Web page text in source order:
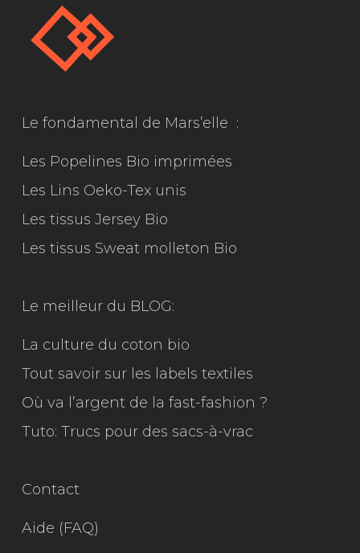
Le fondamental de Mars’elle :
Les Popelines Bio imprimées
Les Lins Oeko-Tex unis
Les tissus Jersey Bio
Les tissus Sweat molleton Bio
Le meilleur du BLOG:
La culture du coton bio
Tout savoir sur les labels textiles
Où va l’argent de la fast-fashion ?
Tuto: Trucs pour des sacs-à-vrac
Contact
Aide (FAQ)